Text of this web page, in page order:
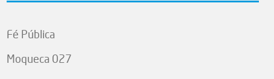
Fé Pública
Moqueca 027